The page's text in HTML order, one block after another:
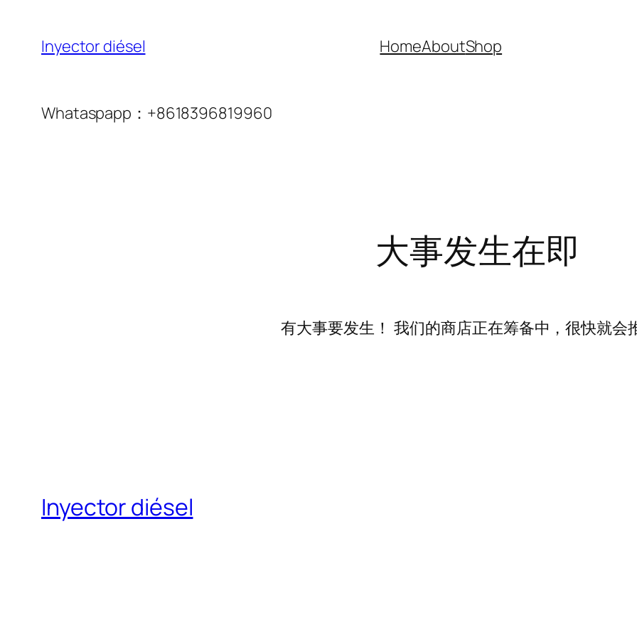
Inyector diésel HomeAboutShop
Whataspapp：+8618396819960
大事发生在即
有大事要发生！ 我们的商店正在筹备中，很快就会
Inyector diésel